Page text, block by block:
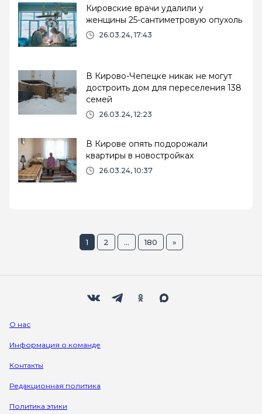
Кировские врачи удалили у
женщины 25-сантиметровую опухоль
26.03.24, 17:43
В Кирово-Чепецке никак не могут
достроить дом для переселения 138
семей
26.03.24, 12:23
В Кирове опять подорожали
квартиры в новостройках
26.03.24, 10:37
1 2 ... 180 »
О нас
Информация о команде
Контакты
Редакционная политика
Политика этики